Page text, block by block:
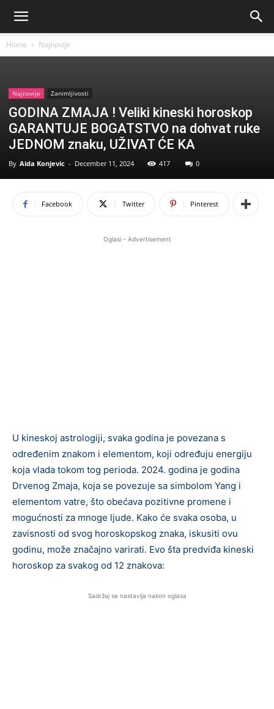
Home Najnovije
Najnovije Zanimljivosti
GODINA ZMAJA ! Veliki kineski horoskop
GARANTUJE BOGATSTVO na dohvat ruke
JEDNOM znaku, UŽIVAT ĆE KA
By Aida Konjevic - December 11, 2024 417 0
Facebook Twitter Pinterest
Oglasi - Advertisement
U kineskoj astrologiji, svaka godina je povezana s
određenim znakom i elementom, koji određuju energiju
koja vlada tokom tog perioda. 2024. godina je godina
Drvenog Zmaja, koja se povezuje sa simbolom Yang i
elementom vatre, što obećava pozitivne promene i
mogućnosti za mnoge ljude. Kako će svaka osoba, u
zavisnosti od svog horoskopskog znaka, iskusiti ovu
godinu, može značajno varirati. Evo šta predviđa kineski
horoskop za svakog od 12 znakova:
Sadržaj se nastavlja nakon oglasa